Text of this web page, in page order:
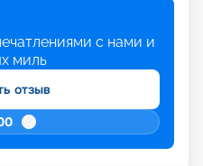
с нами и
миль
отзыв